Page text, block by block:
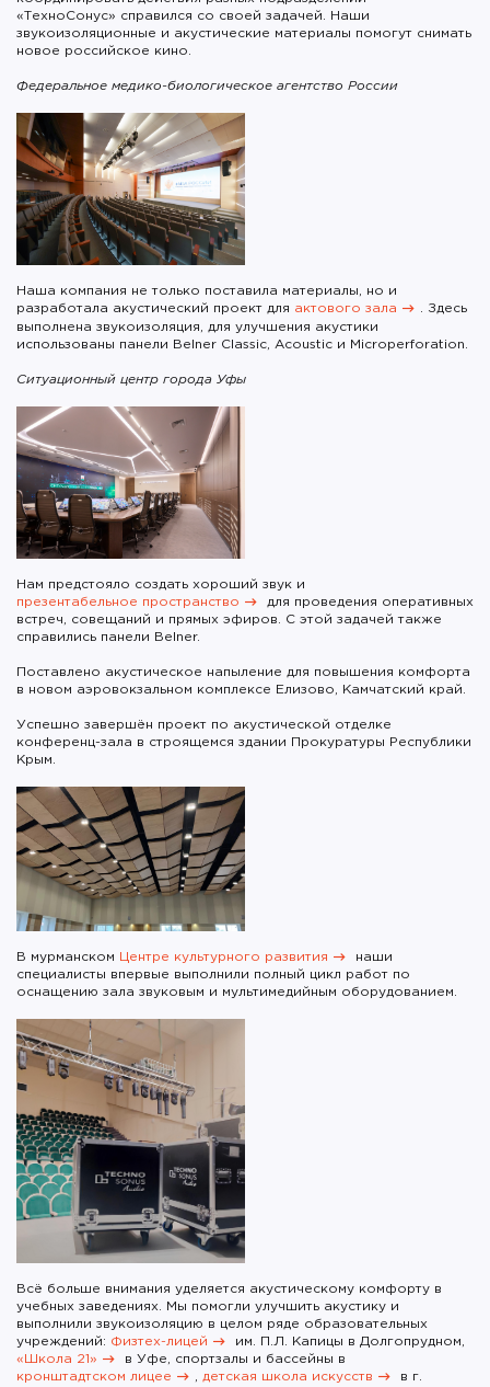
«ТехноСонус» справился со своей задачей. Наши
звукоизоляционные и акустические материалы помогут снимать
новое российское кино.
Федеральное медико-биологическое агентство России
Наша компания не только поставила материалы, но и
разработала акустический проект для актового зала
. Здесь
выполнена звукоизоляция, для улучшения акустики
использованы панели Belner Classic, Acoustic и Microperforation.
Ситуационный центр города Уфы
Нам предстояло создать хороший звук и
презентабельное пространство
для проведения оперативных
встреч, совещаний и прямых эфиров. С этой задачей также
справились панели Belner.
Поставлено акустическое напыление для повышения комфорта
в новом аэровокзальном комплексе Елизово, Камчатский край.
Успешно завершён проект по акустической отделке
конференц-зала в строящемся здании Прокуратуры Республики
Крым.
В мурманском Центре культурного развития
наши
специалисты впервые выполнили полный цикл работ по
оснащению зала звуковым и мультимедийным оборудованием.
Всё больше внимания уделяется акустическому комфорту в
учебных заведениях. Мы помогли улучшить акустику и
выполнили звукоизоляцию в целом ряде образовательных
учреждений: Физтех-лицей
им. П.Л. Капицы в Долгопрудном,
«Школа 21»
в Уфе, спортзалы и бассейны в
кронштадтском лицее
, детская школа искусств
в г.